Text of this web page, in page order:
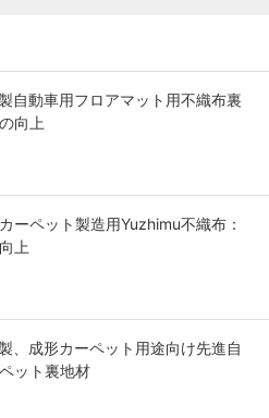
自動車用フロアマット用不織布裏
向上
ーペット製造用Yuzhimu不織布：
上
、成形カーペット用途向け先進自
ット裏地材